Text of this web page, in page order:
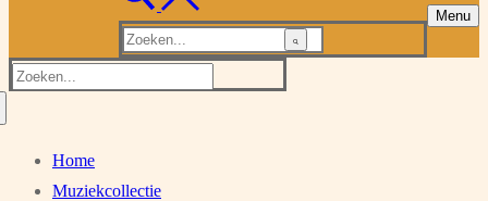
Zoeken
naar:
Menu
Zoeken
Home
Muziekcollectie